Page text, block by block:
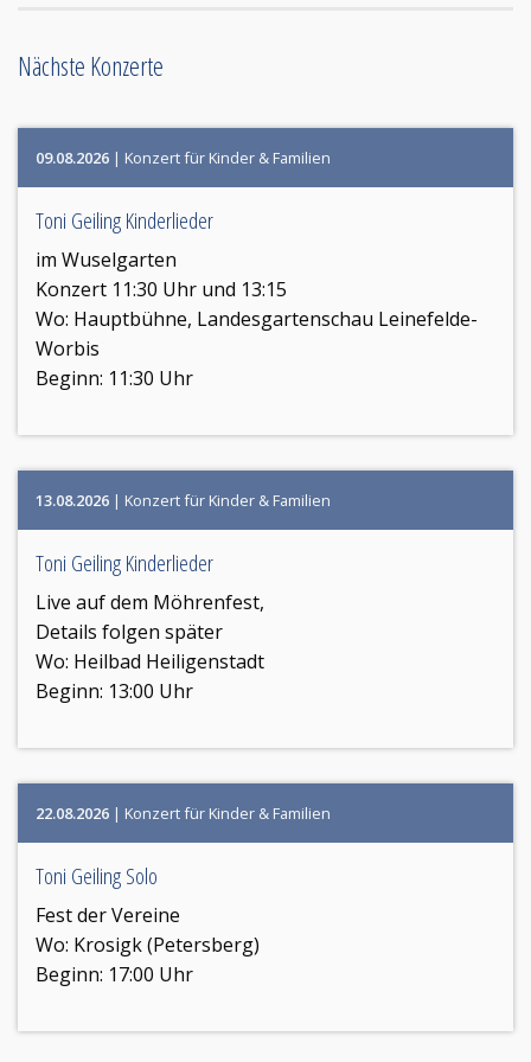
Nächste Konzerte
09.08.2026 | Konzert für Kinder & Familien
Toni Geiling Kinderlieder
im Wuselgarten
Konzert 11:30 Uhr und 13:15
Wo: Hauptbühne, Landesgartenschau Leinefelde-
Worbis
Beginn: 11:30 Uhr
13.08.2026 | Konzert für Kinder & Familien
Toni Geiling Kinderlieder
Live auf dem Möhrenfest,
Details folgen später
Wo: Heilbad Heiligenstadt
Beginn: 13:00 Uhr
22.08.2026 | Konzert für Kinder & Familien
Toni Geiling Solo
Fest der Vereine
Wo: Krosigk (Petersberg)
Beginn: 17:00 Uhr